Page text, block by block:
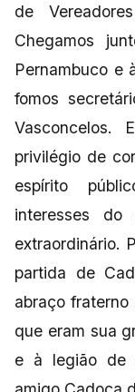
de
Chegamos
Pernambuco e
fomos
Vasconcelos.
privilégio de
espírito
interesses do
extraordinário.
partida de
abraço fraterno
que eram sua
e à legião de